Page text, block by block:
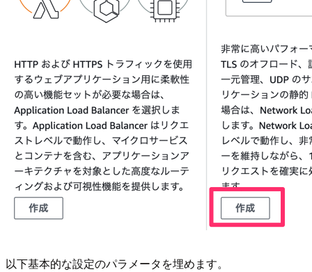
以下基本的な設定のパラメータを埋めます。